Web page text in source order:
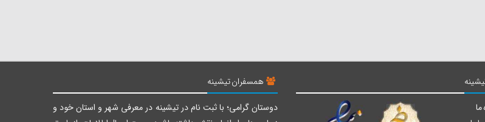
ما
همسفران تیشینه
دوستان گرامی؛ با ثبت نام در تیشینه در معرفی شهر و استان خود و